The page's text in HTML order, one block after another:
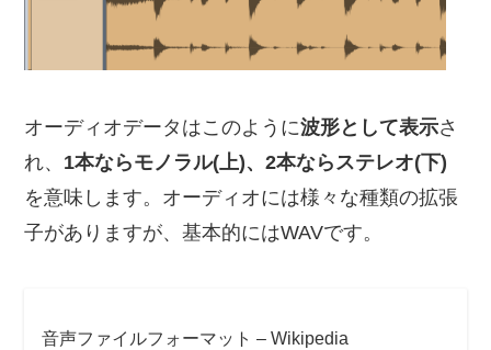
オーディオデータはこのように波形として表示さ
れ、 1本ならモノラル(上)、2本ならステレオ(下)
を意味します。オーディオには様々な種類の拡張
子がありますが、基本的にはWAVです。
音声ファイルフォーマット – Wikipedia